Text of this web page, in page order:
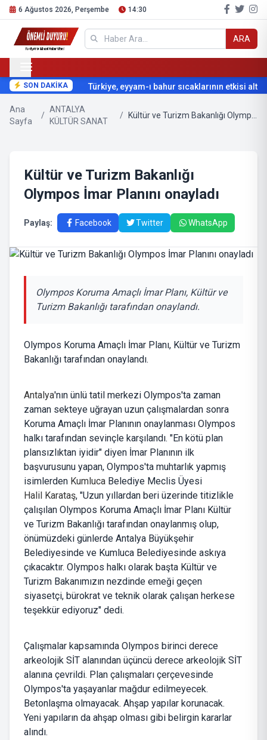
6 Ağustos 2026, Perşembe 14:30
ARA
SON DAKİKA Türkiye, eyyam-ı bahur sıcaklarının etkisi
Ana
Sayfa
/
ANTALYA
KÜLTÜR SANAT
/
Kültür ve Turizm Bakanlığı
Olympos İmar Planını onayladı
Paylaş: Facebook Twitter WhatsApp
Olympos Koruma Amaçlı İmar Planı, Kültür ve
Turizm Bakanlığı tarafından onaylandı.
Olympos Koruma Amaçlı İmar Planı, Kültür ve Turizm
Bakanlığı tarafından onaylandı.
Antalya'nın ünlü tatil merkezi Olympos'ta zaman
zaman sekteye uğrayan uzun çalışmalardan sonra
Koruma Amaçlı İmar Planının onaylanması Olympos
halkı tarafından sevinçle karşılandı. "En kötü plan
plansızlıktan iyidir" diyen İmar Planının ilk
başvurusunu yapan, Olympos'ta muhtarlık yapmış
isimlerden Kumluca Belediye Meclis Üyesi
Halil Karataş, "Uzun yıllardan beri üzerinde titizlikle
çalışılan Olympos Koruma Amaçlı İmar Planı Kültür
ve Turizm Bakanlığı tarafından onaylanmış olup,
önümüzdeki günlerde Antalya Büyükşehir
Belediyesinde ve Kumluca Belediyesinde askıya
çıkacaktır. Olympos halkı olarak başta Kültür ve
Turizm Bakanımızın nezdinde emeği geçen
siyasetçi, bürokrat ve teknik olarak çalışan herkese
teşekkür ediyoruz" dedi.
Çalışmalar kapsamında Olympos birinci derece
arkeolojik SİT alanından üçüncü derece arkeolojik SİT
alanına çevrildi. Plan çalışmaları çerçevesinde
Olympos'ta yaşayanlar mağdur edilmeyecek.
Betonlaşma olmayacak. Ahşap yapılar korunacak.
Yeni yapıların da ahşap olması gibi belirgin kararlar
alındı.